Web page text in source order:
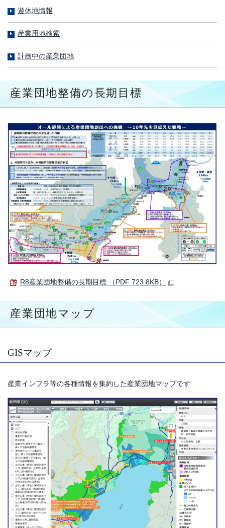
遊休地情報
産業用地検索
計画中の産業団地
産業団地整備の長期目標
R8産業団地整備の長期目標 （PDF 723.8KB）
産業団地マップ
GISマップ
産業インフラ等の各種情報を集約した産業団地マップです